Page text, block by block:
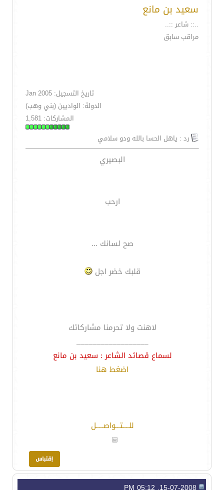
سعيد بن مانع
..:: شاعر ::..
مراقب سابق
تاريخ التسجيل: Jan 2005
الدولة: الواديين (بني وهب)
المشاركات: 1,581
رد : ياهل الحسا بالله ودو سلامي
البصيري
ارحب
صح لسانك ...
قلبك خضر اجل
لاهنت ولا تحرمنا مشاركاتك
__________________
لسماع قصائد الشاعر : سعيد بن مانع
اضغط هنا
للــــتـــواصـــــل